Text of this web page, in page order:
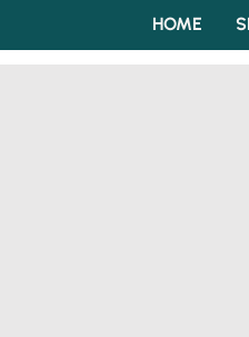
HOME